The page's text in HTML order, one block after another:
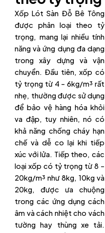
Xốp Lót Sàn Đỗ Bê Tông
được phân loại theo tỷ
trọng, mang lại nhiều tính
năng và ứng dụng đa dạng
trong xây dựng và vận
chuyển. Đầu tiên, xốp có
tỷ trọng từ 4 – 6kg/m³ rất
nhẹ, thường được sử dụng
để bảo vệ hàng hóa khỏi
va đập, tuy nhiên, nó có
khả năng chống cháy hạn
chế và dễ co lại khi tiếp
xúc với lửa. Tiếp theo, các
loại xốp có tỷ trọng từ 8 –
20kg/m³ như 8kg, 10kg và
20kg, được ưa chuộng
trong các ứng dụng cách
âm và cách nhiệt cho vách
tường hay thùng xe tải.